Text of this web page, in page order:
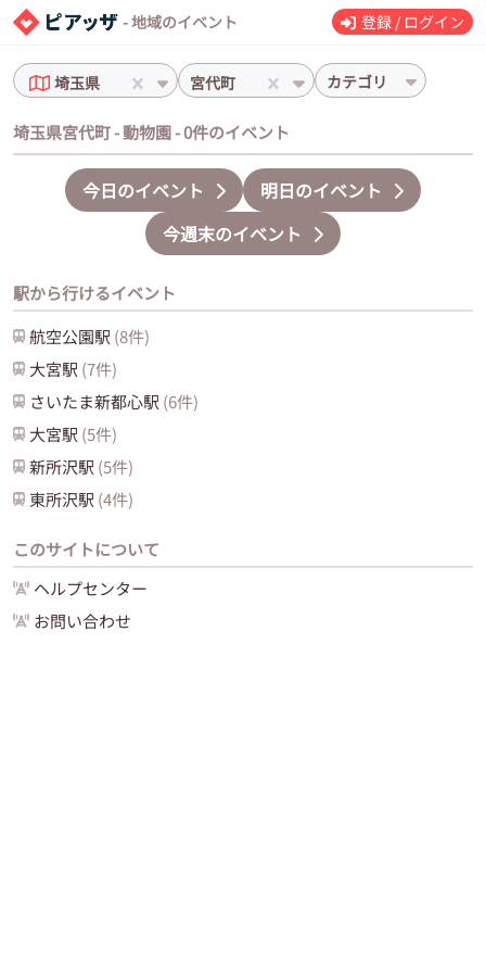
- 地域のイベント 登録 / ログイン
埼玉県 宮代町 カテゴリ
埼玉県宮代町 - 動物園 - 0件のイベント
今日のイベント
明日のイベント
今週末のイベント
駅から行けるイベント
航空公園駅 (8件)
大宮駅 (7件)
さいたま新都心駅 (6件)
大宮駅 (5件)
新所沢駅 (5件)
東所沢駅 (4件)
このサイトについて
ヘルプセンター
お問い合わせ